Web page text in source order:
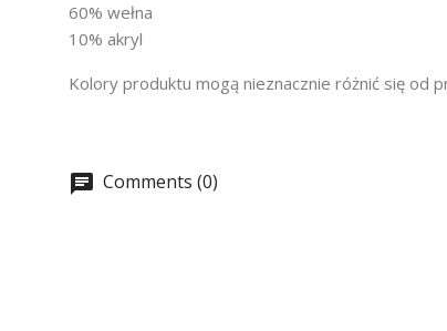
60% wełna
10% akryl
Kolory produktu mogą nieznacznie różnić się od
Comments (0)